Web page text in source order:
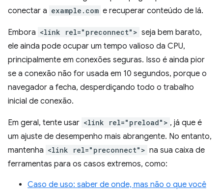
conectar a example.com e recuperar conteúdo de lá.
Embora <link rel="preconnect"> seja bem barato,
ele ainda pode ocupar um tempo valioso da CPU,
principalmente em conexões seguras. Isso é ainda pior
se a conexão não for usada em 10 segundos, porque o
navegador a fecha, desperdiçando todo o trabalho
inicial de conexão.
Em geral, tente usar <link rel="preload"> , já que é
um ajuste de desempenho mais abrangente. No entanto,
mantenha <link rel="preconnect"> na sua caixa de
ferramentas para os casos extremos, como:
Caso de uso: saber de onde, mas não o que você